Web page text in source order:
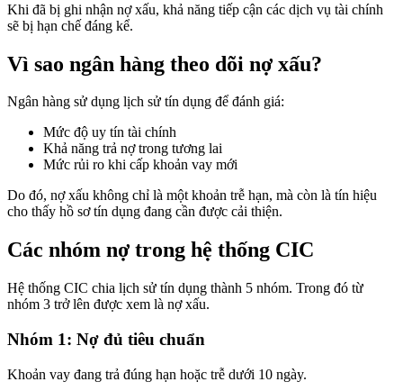
Khi đã bị ghi nhận nợ xấu, khả năng tiếp cận các dịch vụ tài chính
sẽ bị hạn chế đáng kể.
Vì sao ngân hàng theo dõi nợ xấu?
Ngân hàng sử dụng lịch sử tín dụng để đánh giá:
Mức độ uy tín tài chính
Khả năng trả nợ trong tương lai
Mức rủi ro khi cấp khoản vay mới
Do đó, nợ xấu không chỉ là một khoản trễ hạn, mà còn là tín hiệu
cho thấy hồ sơ tín dụng đang cần được cải thiện.
Các nhóm nợ trong hệ thống CIC
Hệ thống CIC chia lịch sử tín dụng thành 5 nhóm. Trong đó từ
nhóm 3 trở lên được xem là nợ xấu.
Nhóm 1: Nợ đủ tiêu chuẩn
Khoản vay đang trả đúng hạn hoặc trễ dưới 10 ngày.